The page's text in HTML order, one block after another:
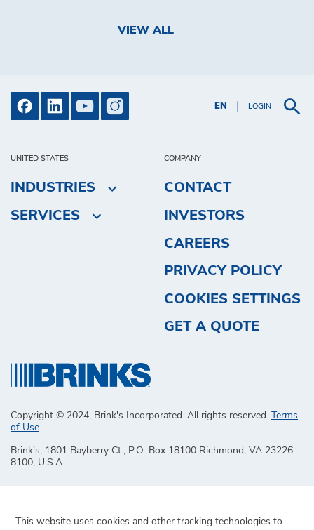
EN LOGIN
UNITED STATES
INDUSTRIES
SERVICES
COMPANY
CONTACT
INVESTORS
CAREERS
PRIVACY POLICY
COOKIES SETTINGS
GET A QUOTE
Copyright © 2024, Brink's Incorporated. All rights reserved.
Terms
of Use.
Brink's, 1801 Bayberry Ct., P.O. Box 18100 Richmond, VA 23226-
8100, U.S.A.
VIEW ALL
This website uses cookies and other tracking technologies to